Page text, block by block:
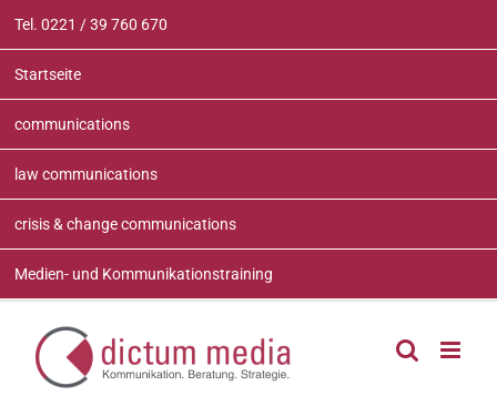
Inhalt
springen
Tel. 0221 / 39 760 670
Startseite
communications
law communications
crisis & change communications
Medien- und Kommunikationstraining